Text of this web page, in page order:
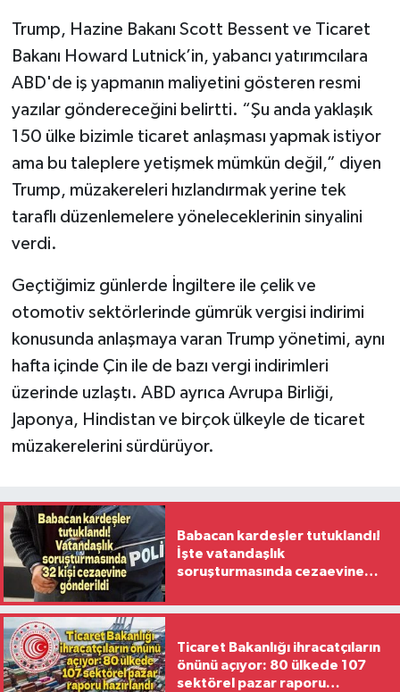
Trump, Hazine Bakanı Scott Bessent ve Ticaret
Bakanı Howard Lutnick’in, yabancı yatırımcılara
ABD'de iş yapmanın maliyetini gösteren resmi
yazılar göndereceğini belirtti. “Şu anda yaklaşık
150 ülke bizimle ticaret anlaşması yapmak istiyor
ama bu taleplere yetişmek mümkün değil,” diyen
Trump, müzakereleri hızlandırmak yerine tek
taraflı düzenlemelere yöneleceklerinin sinyalini
verdi.
Geçtiğimiz günlerde İngiltere ile çelik ve
otomotiv sektörlerinde gümrük vergisi indirimi
konusunda anlaşmaya varan Trump yönetimi, aynı
hafta içinde Çin ile de bazı vergi indirimleri
üzerinde uzlaştı. ABD ayrıca Avrupa Birliği,
Japonya, Hindistan ve birçok ülkeyle de ticaret
müzakerelerini sürdürüyor.
Babacan kardeşler tutuklandı!
İşte vatandaşlık
soruşturmasında cezaevine
Ticaret Bakanlığı ihracatçıların
önünü açıyor: 80 ülkede 107
sektörel pazar raporu